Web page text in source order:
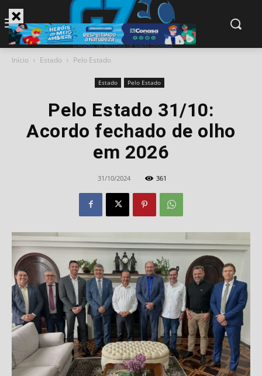
Início Estado Pelo Estado
Estado Pelo Estado
Pelo Estado 31/10:
Acordo fechado de olho
em 2026
31/10/2024 361
modal-check